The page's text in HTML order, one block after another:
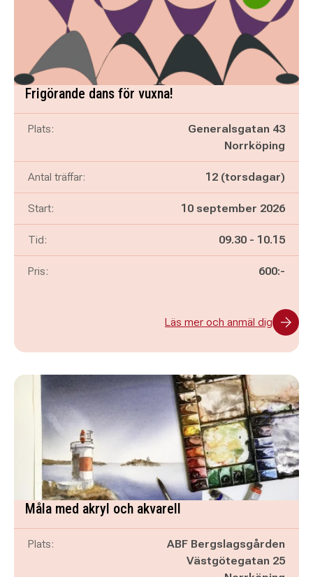
Frigörande dans för vuxna!
Plats:
Generalsgatan 43
Norrköping
Antal träffar: 12 (torsdagar)
Start: 10 september 2026
Tid: Pågår mellan
09.30 - och
10.15
Pris: 600:-
Läs mer och anmäl dig
Måla med akryl och akvarell
Plats:
ABF Bergslagsgården
Västgötegatan 25